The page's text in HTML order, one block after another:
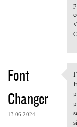
Font
Changer
13.06.2024